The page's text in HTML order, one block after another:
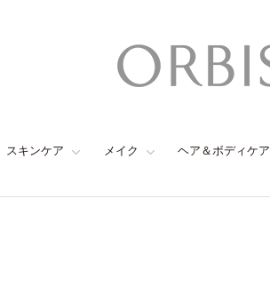
スキンケア メイク ヘア＆ボディケア